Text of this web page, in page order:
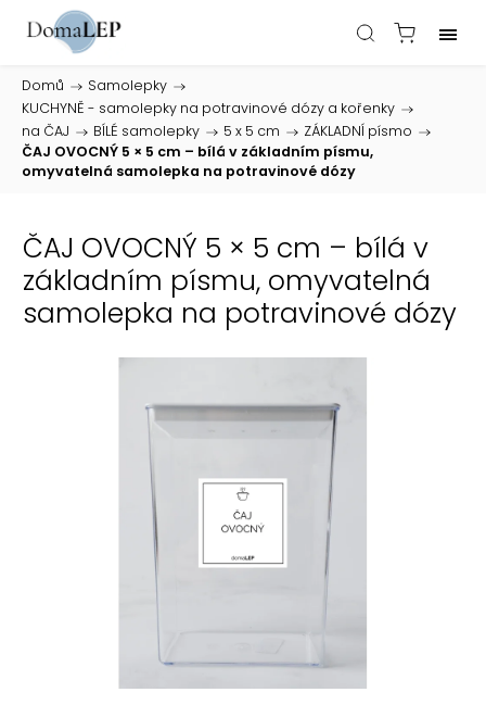
Domů / Samolepky /
KUCHYNĚ - samolepky na potravinové dózy a kořenky /
na ČAJ / BÍLÉ samolepky / 5 x 5 cm / ZÁKLADNÍ písmo /
ČAJ OVOCNÝ 5 × 5 cm – bílá v základním písmu,
omyvatelná samolepka na potravinové dózy
ČAJ OVOCNÝ 5 × 5 cm – bílá v
základním písmu, omyvatelná
samolepka na potravinové dózy